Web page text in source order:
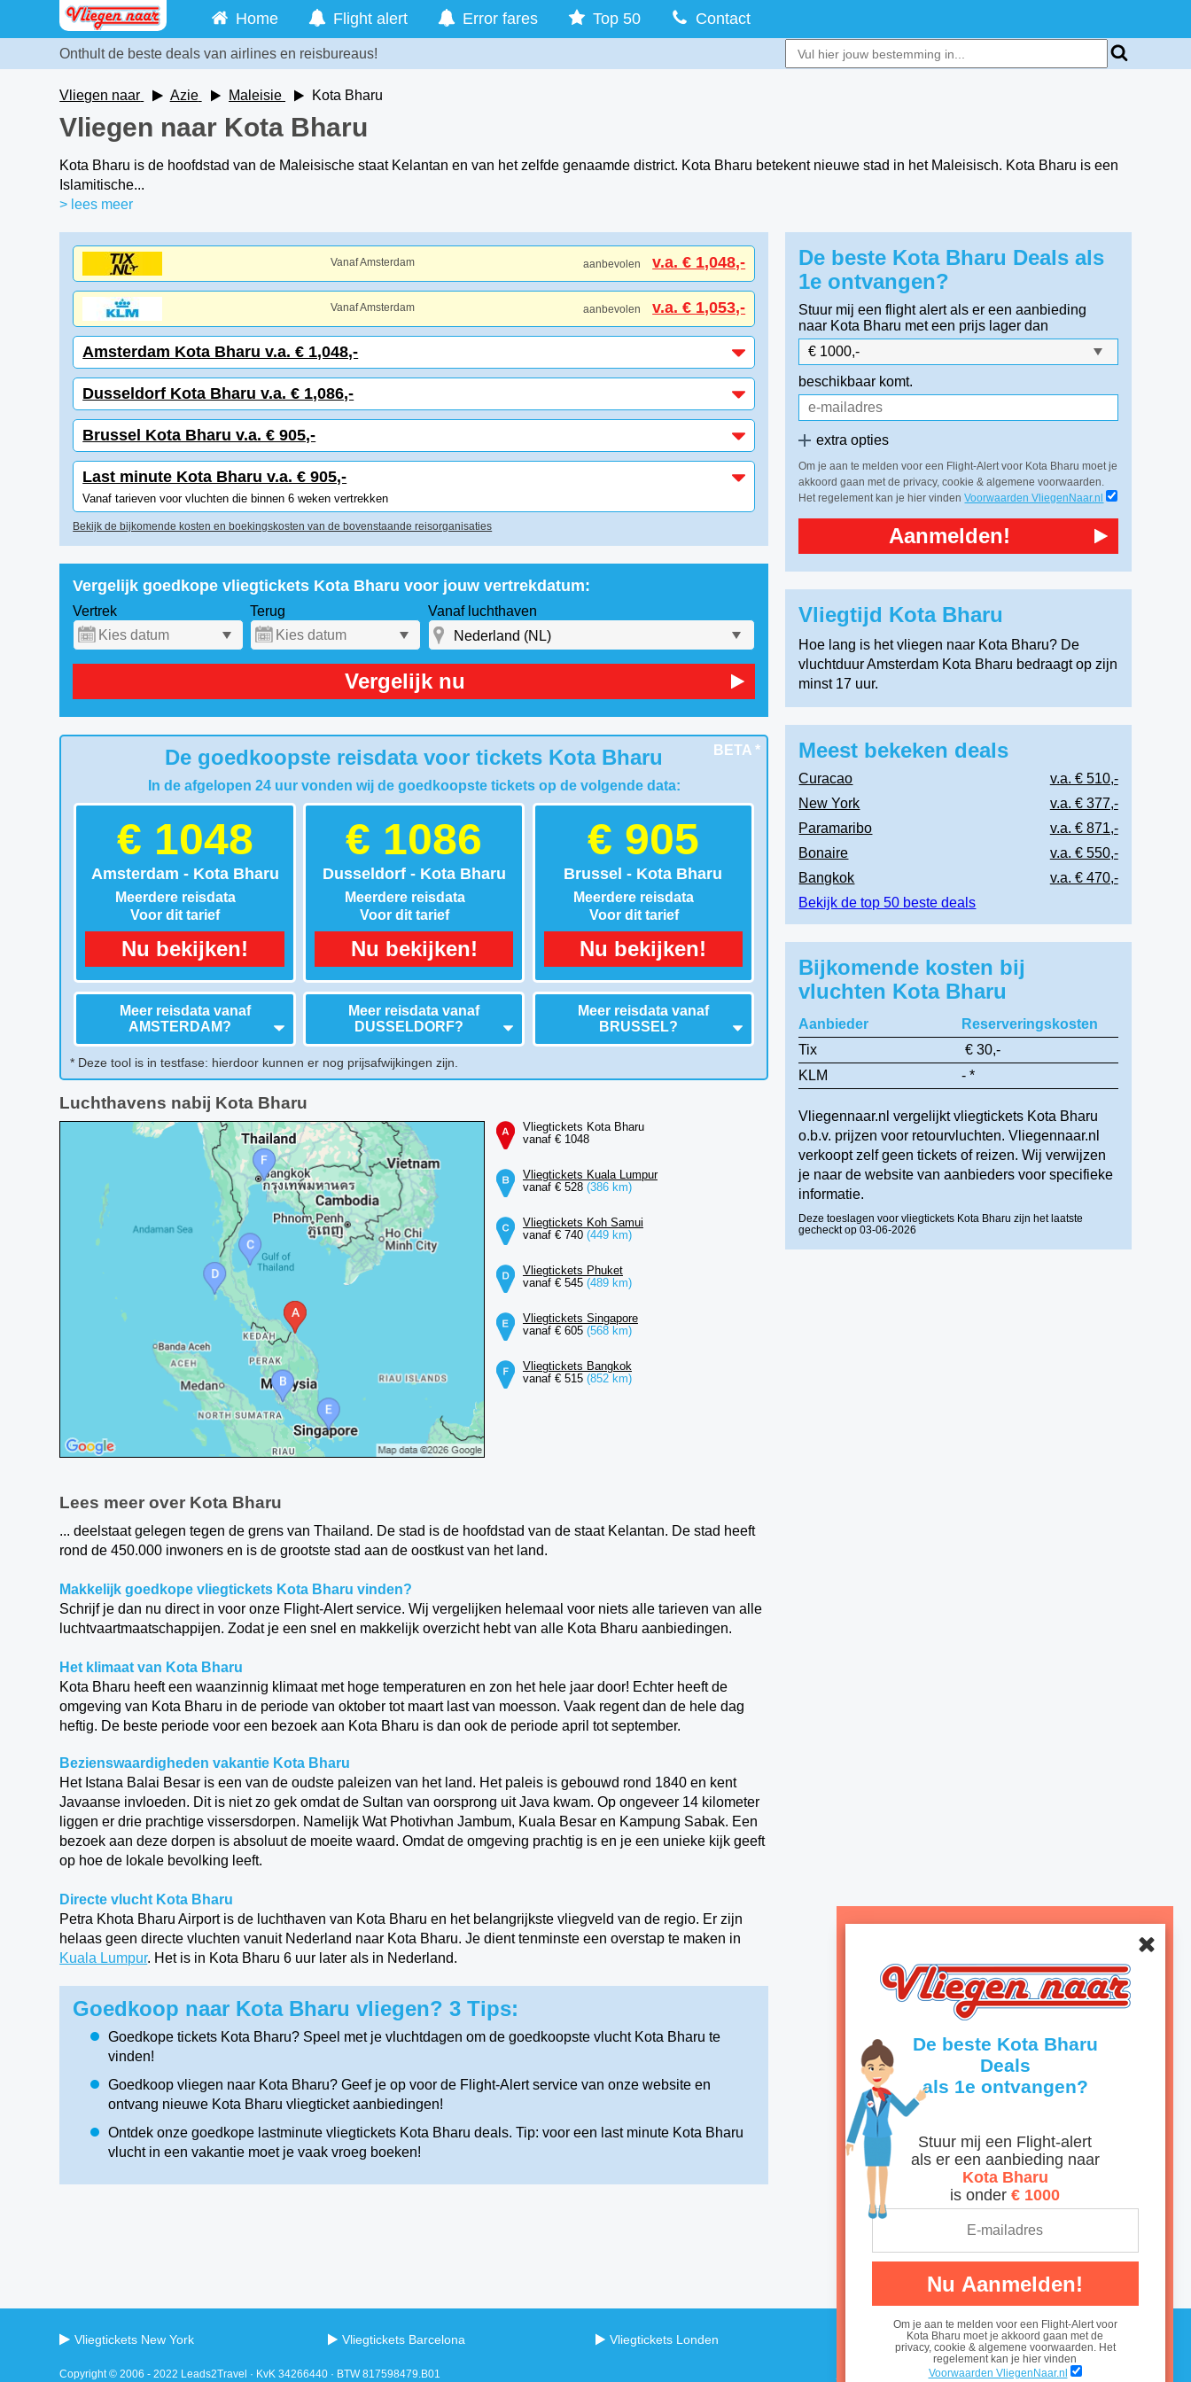
Home Flight alert Error fares Top 50 Contact
Onthult de beste deals van airlines en reisbureaus!
Vliegen naar Azie Maleisie Kota Bharu
Vliegen naar Kota Bharu
Kota Bharu is de hoofdstad van de Maleisische staat Kelantan en van het zelfde genaamde district. Kota Bharu betekent nieuwe stad in het Maleisisch. Kota Bharu is een
Islamitische...
> lees meer
Vanaf Amsterdam aanbevolen v.a. € 1,048,-
Vanaf Amsterdam aanbevolen v.a. € 1,053,-
Amsterdam Kota Bharu v.a. € 1,048,-
Dusseldorf Kota Bharu v.a. € 1,086,-
Brussel Kota Bharu v.a. € 905,-
Last minute Kota Bharu v.a. € 905,-
Vanaf tarieven voor vluchten die binnen 6 weken vertrekken
Bekijk de bijkomende kosten en boekingskosten van de bovenstaande reisorganisaties
Vergelijk goedkope vliegtickets Kota Bharu voor jouw vertrekdatum:
Vertrek Terug Vanaf luchthaven
Vergelijk nu
BETA *
De goedkoopste reisdata voor tickets Kota Bharu
In de afgelopen 24 uur vonden wij de goedkoopste tickets op de volgende data:
€ 1048
Amsterdam - Kota Bharu
Meerdere reisdata
Voor dit tarief
Nu bekijken!
Meer reisdata vanaf
AMSTERDAM?
€ 1086
Dusseldorf - Kota Bharu
Meerdere reisdata
Voor dit tarief
Nu bekijken!
Meer reisdata vanaf
DUSSELDORF?
€ 905
Brussel - Kota Bharu
Meerdere reisdata
Voor dit tarief
Nu bekijken!
Meer reisdata vanaf
BRUSSEL?
* Deze tool is in testfase: hierdoor kunnen er nog prijsafwijkingen zijn.
Luchthavens nabij Kota Bharu
Vliegtickets Kota Bharu
vanaf € 1048
Vliegtickets Kuala Lumpur
vanaf € 528 (386 km)
Vliegtickets Koh Samui
vanaf € 740 (449 km)
Vliegtickets Phuket
vanaf € 545 (489 km)
Vliegtickets Singapore
vanaf € 605 (568 km)
Vliegtickets Bangkok
vanaf € 515 (852 km)
Lees meer over Kota Bharu
... deelstaat gelegen tegen de grens van Thailand. De stad is de hoofdstad van de staat Kelantan. De stad heeft
rond de 450.000 inwoners en is de grootste stad aan de oostkust van het land.
Makkelijk goedkope vliegtickets Kota Bharu vinden?
Schrijf je dan nu direct in voor onze Flight-Alert service. Wij vergelijken helemaal voor niets alle tarieven van alle
luchtvaartmaatschappijen. Zodat je een snel en makkelijk overzicht hebt van alle Kota Bharu aanbiedingen.
Het klimaat van Kota Bharu
Kota Bharu heeft een waanzinnig klimaat met hoge temperaturen en zon het hele jaar door! Echter heeft de
omgeving van Kota Bharu in de periode van oktober tot maart last van moesson. Vaak regent dan de hele dag
heftig. De beste periode voor een bezoek aan Kota Bharu is dan ook de periode april tot september.
Bezienswaardigheden vakantie Kota Bharu
Het Istana Balai Besar is een van de oudste paleizen van het land. Het paleis is gebouwd rond 1840 en kent
Javaanse invloeden. Dit is niet zo gek omdat de Sultan van oorsprong uit Java kwam. Op ongeveer 14 kilometer
liggen er drie prachtige vissersdorpen. Namelijk Wat Photivhan Jambum, Kuala Besar en Kampung Sabak. Een
bezoek aan deze dorpen is absoluut de moeite waard. Omdat de omgeving prachtig is en je een unieke kijk geeft
op hoe de lokale bevolking leeft.
Directe vlucht Kota Bharu
Petra Khota Bharu Airport is de luchthaven van Kota Bharu en het belangrijkste vliegveld van de regio. Er zijn
helaas geen directe vluchten vanuit Nederland naar Kota Bharu. Je dient tenminste een overstap te maken in
Kuala Lumpur. Het is in Kota Bharu 6 uur later als in Nederland.
Goedkoop naar Kota Bharu vliegen? 3 Tips:
Goedkope tickets Kota Bharu? Speel met je vluchtdagen om de goedkoopste vlucht Kota Bharu te
vinden!
Goedkoop vliegen naar Kota Bharu? Geef je op voor de Flight-Alert service van onze website en
ontvang nieuwe Kota Bharu vliegticket aanbiedingen!
Ontdek onze goedkope lastminute vliegtickets Kota Bharu deals. Tip: voor een last minute Kota Bharu
vlucht in een vakantie moet je vaak vroeg boeken!
De beste Kota Bharu Deals als
1e ontvangen?
Stuur mij een flight alert als er een aanbieding
naar Kota Bharu met een prijs lager dan
beschikbaar komt.
extra opties
Om je aan te melden voor een Flight-Alert voor Kota Bharu moet je
akkoord gaan met de privacy, cookie & algemene voorwaarden.
Het regelement kan je hier vindenVoorwaarden VliegenNaar.nl
Aanmelden!
Vliegtijd Kota Bharu
Hoe lang is het vliegen naar Kota Bharu? De
vluchtduur Amsterdam Kota Bharu bedraagt op zijn
minst 17 uur.
Meest bekeken deals
Curacao
v.a. € 510,-
New York
v.a. € 377,-
Paramaribo
v.a. € 871,-
Bonaire
v.a. € 550,-
Bangkok
v.a. € 470,-
Bekijk de top 50 beste deals
Bijkomende kosten bij
vluchten Kota Bharu
Aanbieder
Reserveringskosten
Tix
€ 30,-
KLM
- *
Vliegennaar.nl vergelijkt vliegtickets Kota Bharu
o.b.v. prijzen voor retourvluchten. Vliegennaar.nl
verkoopt zelf geen tickets of reizen. Wij verwijzen
je naar de website van aanbieders voor specifieke
informatie.
Deze toeslagen voor vliegtickets Kota Bharu zijn het laatste
gecheckt op 03-06-2026
De beste
als 1e ontvangen?
Stuur mij een Flight-alert
als er een aanbieding naar
Kota Bharu
is onder € 1000
Nu Aanmelden!
Om je aan te melden voor een Flight-Alert voor
Voorwaarden VliegenNaar.nl
Vliegtickets New York Vliegtickets Barcelona Vliegtickets Londen Vliegtickets Curacao
Copyright © 2006 - 2022 Leads2Travel · KvK 34266440 · BTW 817598479.B01 Alle landen| Disclaimer, Privacy & Cookie statement